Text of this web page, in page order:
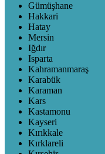
Gümüşhane
Hakkari
Hatay
Mersin
Iğdır
Isparta
Kahramanmaraş
Karabük
Karaman
Kars
Kastamonu
Kayseri
Kırıkkale
Kırklareli